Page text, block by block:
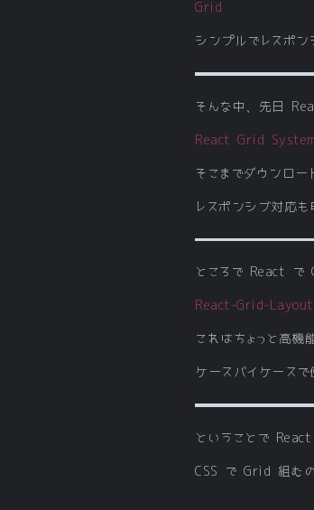
Grid
シンプルでレスポン
そんな中、先日
React Grid
そこまでダウンロ
レスポンシブ対応
ところで React で
React-Grid-Layout
これはちょっと高機
ケースバイケースで
ということで
CSS で Grid 組むの